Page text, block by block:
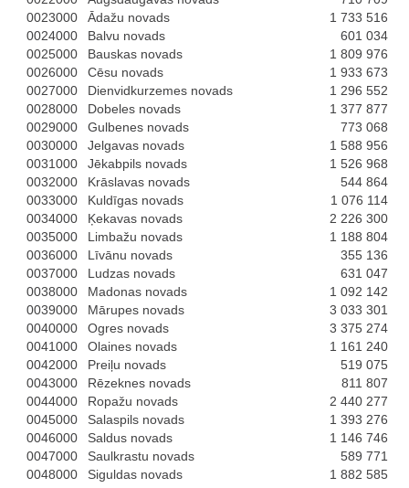
0023000
Ādažu novads
1 733 516
0024000
Balvu novads
601 034
0025000
Bauskas novads
1 809 976
0026000
Cēsu novads
1 933 673
0027000
Dienvidkurzemes novads
1 296 552
0028000
Dobeles novads
1 377 877
0029000
Gulbenes novads
773 068
0030000
Jelgavas novads
1 588 956
0031000
Jēkabpils novads
1 526 968
0032000
Krāslavas novads
544 864
0033000
Kuldīgas novads
1 076 114
0034000
Ķekavas novads
2 226 300
0035000
Limbažu novads
1 188 804
0036000
Līvānu novads
355 136
0037000
Ludzas novads
631 047
0038000
Madonas novads
1 092 142
0039000
Mārupes novads
3 033 301
0040000
Ogres novads
3 375 274
0041000
Olaines novads
1 161 240
0042000
Preiļu novads
519 075
0043000
Rēzeknes novads
811 807
0044000
Ropažu novads
2 440 277
0045000
Salaspils novads
1 393 276
0046000
Saldus novads
1 146 746
0047000
Saulkrastu novads
589 771
0048000
Siguldas novads
1 882 585